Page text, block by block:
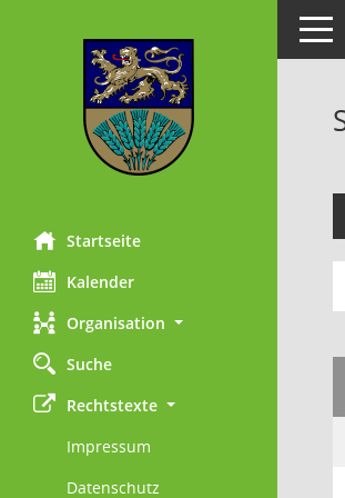
Startseite
Kalender
Organisation
Suche
Rechtstexte
Impressum
Datenschutz